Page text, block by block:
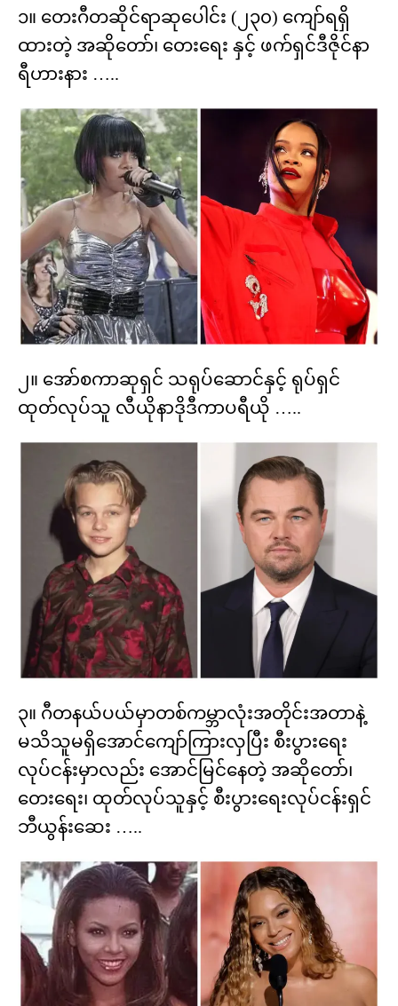
၁။ တေးဂီတဆိုင်ရာဆုပေါင်း (၂၃၀) ကျော်ရရှိ
ထားတဲ့ အဆိုတော်၊ တေးရေး နှင့် ဖက်ရှင်ဒီဇိုင်နာ
ရီဟားနား …..
၂။ အော်စကာဆုရှင် သရုပ်ဆောင်နှင့် ရုပ်ရှင်
ထုတ်လုပ်သူ လီယိုနာဒိုဒီကာပရီယို …..
၃။ ဂီတနယ်ပယ်မှာတစ်ကမ္ဘာလုံးအတိုင်းအတာနဲ့
မသိသူမရှိအောင်ကျော်ကြားလှပြီး စီးပွားရေး
လုပ်ငန်းမှာလည်း အောင်မြင်နေတဲ့ အဆိုတော်၊
တေးရေး၊ ထုတ်လုပ်သူနှင့် စီးပွားရေးလုပ်ငန်းရှင်
ဘီယွန်းဆေး …..